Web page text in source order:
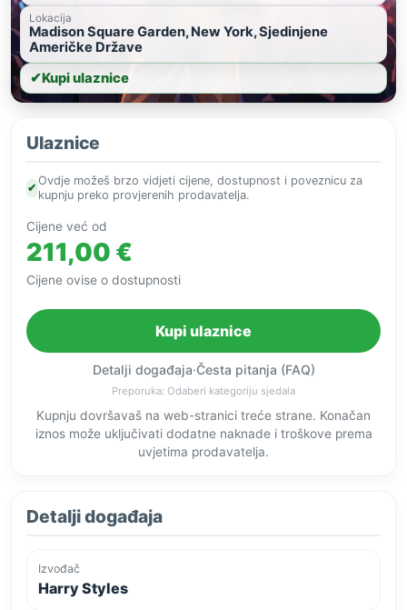
Lokacija
Madison Square Garden, New York, Sjedinjene
Američke Države
✔Kupi ulaznice
Ulaznice
✔
Ovdje možeš brzo vidjeti cijene, dostupnost i poveznicu za
kupnju preko provjerenih prodavatelja.
Cijene već od
211,00 €
Cijene ovise o dostupnosti
Kupi ulaznice
Detalji događaja·Česta pitanja (FAQ)
Preporuka: Odaberi kategoriju sjedala
Kupnju dovršavaš na web-stranici treće strane. Konačan
iznos može uključivati dodatne naknade i troškove prema
uvjetima prodavatelja.
Detalji događaja
Izvođač
Harry Styles